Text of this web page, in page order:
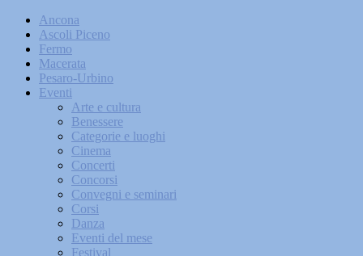
Ancona
Ascoli Piceno
Fermo
Macerata
Pesaro-Urbino
Eventi
Arte e cultura
Benessere
Categorie e luoghi
Cinema
Concerti
Concorsi
Convegni e seminari
Corsi
Danza
Eventi del mese
Festival